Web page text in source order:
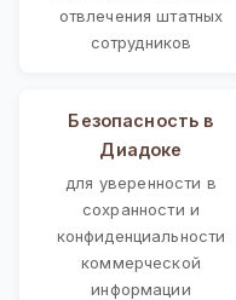
отвлечения штатных
сотрудников
Безопасность в
Диадоке
для уверенности в
сохранности и
конфиденциальности
коммерческой
информации